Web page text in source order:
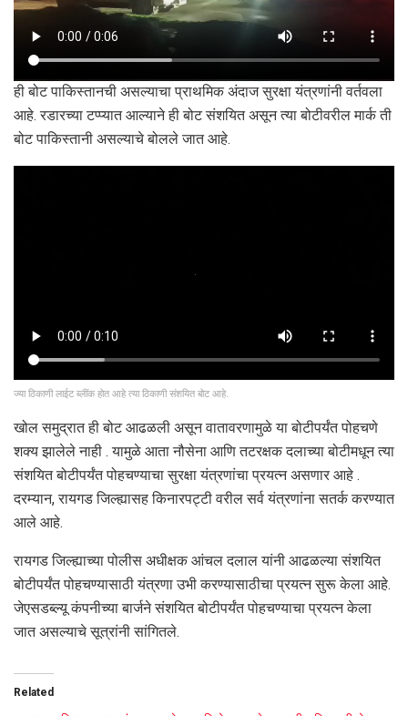
ही बोट पाकिस्तानची असल्याचा प्राथमिक अंदाज सुरक्षा यंत्रणांनी वर्तवला
आहे. रडारच्या टप्प्यात आल्याने ही बोट संशयित असून त्या बोटीवरील मार्क ती
बोट पाकिस्तानी असल्याचे बोलले जात आहे.
ज्या ठिकाणी लाईट ब्लींक होत आहे त्या ठिकाणी संशयित बोट आहे.
खोल समुद्रात ही बोट आढळली असून वातावरणामुळे या बोटीपर्यंत पोहचणे
शक्य झालेले नाही . यामुळे आता नौसेना आणि तटरक्षक दलाच्या बोटीमधून त्या
संशयित बोटीपर्यंत पोहचण्याचा सुरक्षा यंत्रणांचा प्रयत्न असणार आहे .
दरम्यान, रायगड जिल्ह्यासह किनारपट्टी वरील सर्व यंत्रणांना सतर्क करण्यात
आले आहे.
रायगड जिल्ह्याच्या पोलीस अधीक्षक आंचल दलाल यांनी आढळल्या संशयित
बोटीपर्यंत पोहचण्यासाठी यंत्रणा उभी करण्यासाठीचा प्रयत्न सुरू केला आहे.
जेएसडब्ल्यू कंपनीच्या बार्जने संशयित बोटीपर्यंत पोहचण्याचा प्रयत्न केला
जात असल्याचे सूत्रांनी सांगितले.
Related